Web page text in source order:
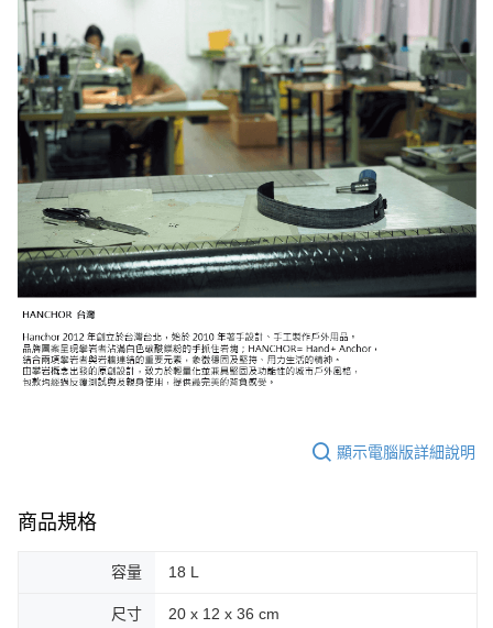
顯示電腦版詳細說明
商品規格
容量 18 L
尺寸 20 x 12 x 36 cm